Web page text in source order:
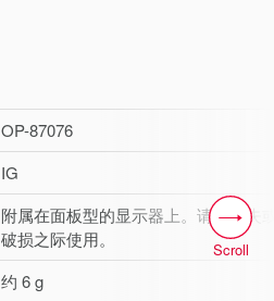
OP-87076
IG
附属在面板型的显示器上。请在丢失
破损之际使用。
约 6 g
Scroll